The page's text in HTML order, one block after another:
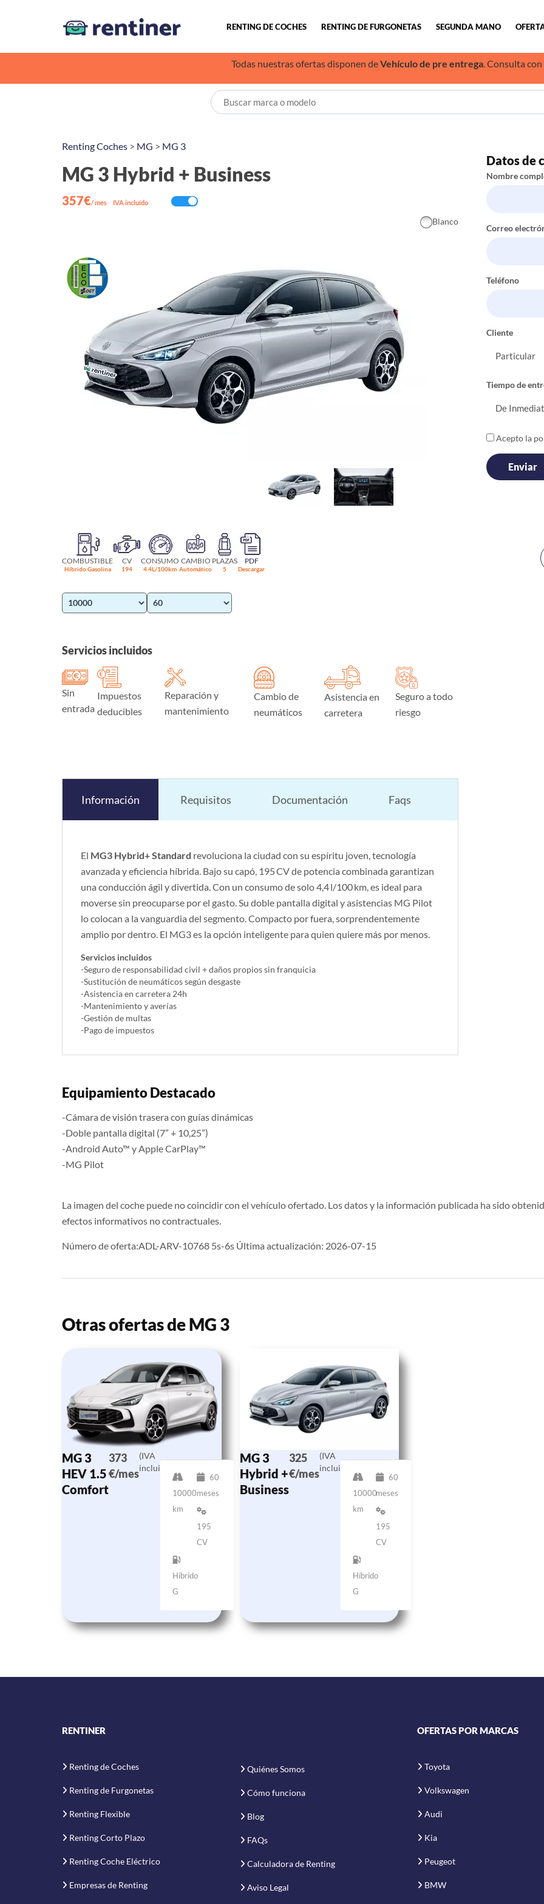
RENTING DE COCHES RENTING DE FURGONETAS SEGUNDA MANO
Todas nuestras ofertas disponen deVehículo de pre entrega. Consulta
Renting Coches > MG > MG 3
MG 3 Hybrid + Business
357€/ mes · IVA incluído
Blanco
COMBUSTIBLE
Híbrido Gasolina
CV
194
CONSUMO
4.4L/100km
CAMBIO
Automático
PLAZAS
5
PDF
Descargar
Servicios incluidos
Sin
entrada
Impuestos
deducibles
Reparación y
mantenimiento
Cambio de
neumáticos
Asistencia en
carretera
Seguro a todo
riesgo
Información Requisitos Documentación Faqs
El MG3 Hybrid+ Standard revoluciona la ciudad con su espíritu joven, tecnología
avanzada y eficiencia híbrida. Bajo su capó, 195 CV de potencia combinada garantizan
una conducción ágil y divertida. Con un consumo de solo 4,4 l/100 km, es ideal para
moverse sin preocuparse por el gasto. Su doble pantalla digital y asistencias MG Pilot
lo colocan a la vanguardia del segmento. Compacto por fuera, sorprendentemente
amplio por dentro. El MG3 es la opción inteligente para quien quiere más por menos.
Servicios incluidos
-Seguro de responsabilidad civil + daños propios sin franquicia
-Sustitución de neumáticos según desgaste
-Asistencia en carretera 24h
-Mantenimiento y averías
-Gestión de multas
-Pago de impuestos
Datos de
Nombre
Correo
Teléfono
Cliente
Tiempo de
Acepto la
Equipamiento Destacado
-Cámara de visión trasera con guías dinámicas
-Doble pantalla digital (7” + 10,25”)
-Android Auto™ y Apple CarPlay™
-MG Pilot
La imagen del coche puede no coincidir con el vehículo ofertado. Los datos y la información publicada ha sido
efectos informativos no contractuales.
Número de oferta:ADL-ARV-10768 5s-6s Última actualización: 2026-07-15
Otras ofertas de MG 3
MG 3
HEV 1.5
Comfort
373
€/mes
(IVA
incluido)
10000
km
60
meses
195
CV
Híbrido
G
MG 3
Hybrid +
Business
325
€/mes
(IVA
incluido)
10000
km
60
meses
195
CV
Híbrido
G
RENTINER
Renting de Coches
Renting de Furgonetas
Renting Flexible
Renting Corto Plazo
Renting Coche Eléctrico
Empresas de Renting
Quiénes Somos
Cómo funciona
Blog
FAQs
Calculadora de Renting
Aviso Legal
OFERTAS POR MARCAS
Toyota
Volkswagen
Audi
Kia
Peugeot
BMW